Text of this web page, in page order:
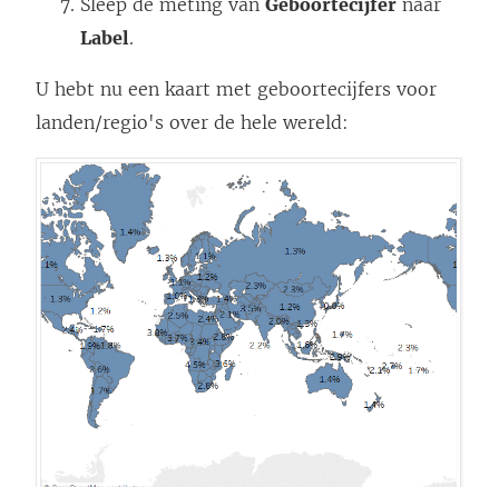
Sleep de meting van Geboortecijfer naar
Label.
U hebt nu een kaart met geboortecijfers voor
landen/regio's over de hele wereld: